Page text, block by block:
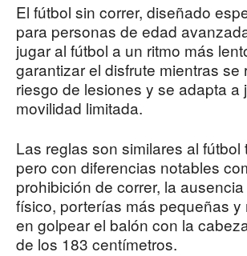
El fútbol sin correr, diseñado
para personas de edad
jugar al fútbol a un ritmo más
garantizar el disfrute mientras se
riesgo de lesiones y se adapta a
movilidad limitada.
Las reglas son similares al fútbol
pero con diferencias notables
prohibición de correr, la
físico, porterías más pequeñas y
en golpear el balón con la
de los 183 centímetros.